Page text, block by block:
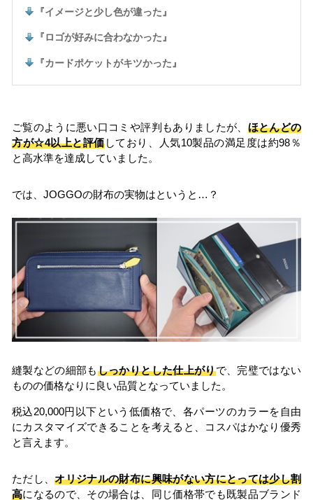
『イメージと少し色が違った』
『ロゴが好みに合わなかった』
『カードポケットがキツかった』
ご覧のように悪い口コミや評判もありましたが、 ほとんどの
方が☆4以上と評価しており、人気10製品の満足度は約98％
と高水準を達成していました。
では、JOGGOの財布の実物はというと…？
縫製などの細部もしっかりとした仕上がりで、完璧ではない
ものの価格なりに良い品質となっていました。
税込20,000円以下という低価格で、各パーツのカラーを自由
にカスタマイズできることを考えると、コスパはかなり優秀
と言えます。
ただし、オリジナルの財布に興味がない方にとっては少し割
高になるので、その場合は、同じ価格帯でも既製品ブランド